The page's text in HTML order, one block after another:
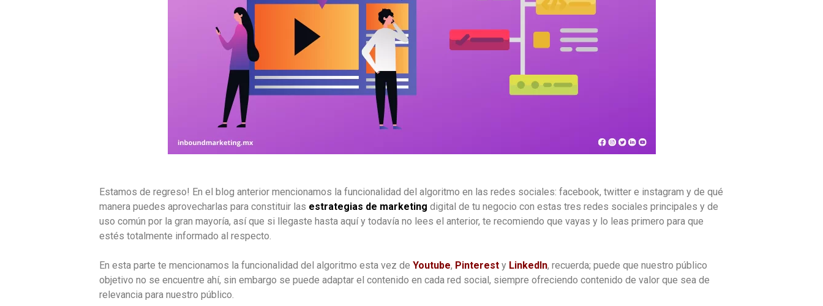
Estamos de regreso! En el blog anterior mencionamos la funcionalidad del algoritmo en las redes sociales: facebook, twitter e instagram y de qué
manera puedes aprovecharlas para constituir las estrategias de marketing digital de tu negocio con estas tres redes sociales principales y de
uso común por la gran mayoría, así que si llegaste hasta aquí y todavía no lees el anterior, te recomiendo que vayas y lo leas primero para que
estés totalmente informado al respecto.
En esta parte te mencionamos la funcionalidad del algoritmo esta vez de Youtube, Pinterest y LinkedIn, recuerda; puede que nuestro público
objetivo no se encuentre ahí, sin embargo se puede adaptar el contenido en cada red social, siempre ofreciendo contenido de valor que sea de
relevancia para nuestro público.